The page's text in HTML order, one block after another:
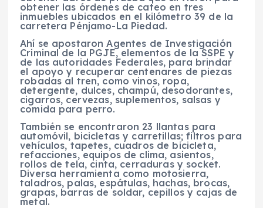
obtener las órdenes de cateo en tres
inmuebles ubicados en el kilómetro 39 de la
carretera Pénjamo-La Piedad.
Ahí se apostaron Agentes de Investigación
Criminal de la PGJE, elementos de la SSPE y
de las autoridades Federales, para brindar
el apoyo y recuperar centenares de piezas
robadas al tren, como vinos, ropa,
detergente, dulces, champú, desodorantes,
cigarros, cervezas, suplementos, salsas y
comida para perro.
También se encontraron 23 llantas para
automóvil, bicicletas y carretillas; filtros para
vehículos, tapetes, cuadros de bicicleta,
refacciones, equipos de clima, asientos,
rollos de tela, cinta, cerraduras y socket.
Diversa herramienta como motosierra,
taladros, palas, espátulas, hachas, brocas,
grapas, barras de soldar, cepillos y cajas de
metal.